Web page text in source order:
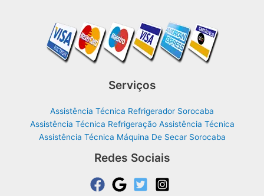
Serviços
Assistência Técnica Refrigerador Sorocaba
Assistência Técnica Refrigeração Assistência Técnica
Assistência Técnica Máquina De Secar Sorocaba
Redes Sociais